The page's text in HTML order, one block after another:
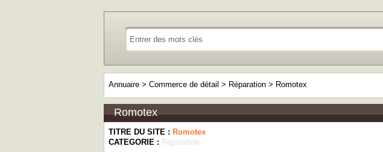
Annuaire > Commerce de détail > Réparation > Romotex
Romotex
TITRE DU SITE : Romotex
CATEGORIE : Réparation